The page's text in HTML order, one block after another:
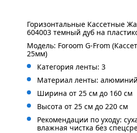
Горизонтальные Кассетные
604003 темный дуб на
Модель: Foroom G-From
25мм)
Категория ленты: 3
Материал ленты: алюминий
Ширина от 25 см до 160 см
Высота от 25 см до 220 см
Рекомендации по уходу:
влажная чистка без